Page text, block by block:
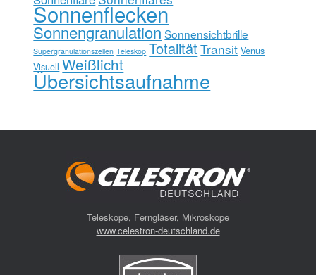
Sonnenflecken
SonnengranulationSonnensichtbrille
Supergranulationszellen Teleskop TotalitätTransit Venus
Visuell Weißlicht
Übersichtsaufnahme
Teleskope, Ferngläser, Mikroskope
www.celestron-deutschland.de